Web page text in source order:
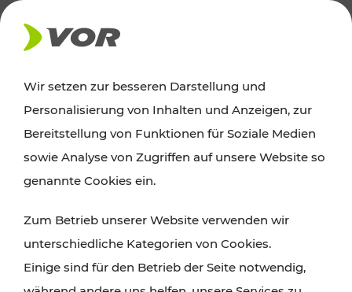
AKTUELLES
Ausflugstipps
Wien, Niederösterreich und das Burgenland
Wanderungen, Kultur und Gastronomie,
Radtouren oder purer Naturgenuss – viele
Attraktionen sind mit den Ticket- und Fahrplan-
Wir setzen zur besseren Darstellung und
Personalisierung von Inhalten und Anzeigen, zur
Bereitstellung von Funktionen für Soziale Medien
sowie Analyse von Zugriffen auf unsere Website so
genannte Cookies ein.
Zum Betrieb unserer Website verwenden wir
unterschiedliche Kategorien von Cookies.
Einige sind für den Betrieb der Seite notwendig,